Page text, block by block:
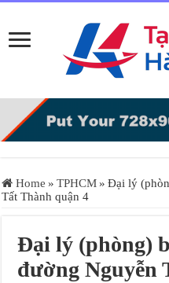
Home » TPHCM » Đại lý
Tất Thành quận 4
Đại lý (phòng)
đường Nguyễn